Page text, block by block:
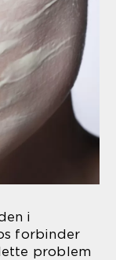
i
forbinder
problem